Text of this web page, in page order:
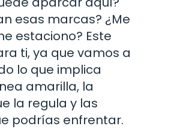
esas marcas? ¿Me
estaciono? Este
ti, ya que vamos a
lo que implica
amarilla, la
la regula y las
podrías enfrentar.